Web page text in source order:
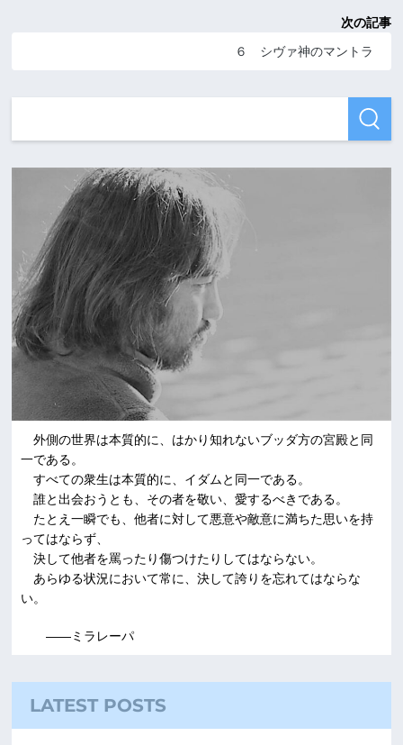
次の記事
６ シヴァ神のマントラ
外側の世界は本質的に、はかり知れないブッダ方の宮殿と同
一である。
すべての衆生は本質的に、イダムと同一である。
誰と出会おうとも、その者を敬い、愛するべきである。
たとえ一瞬でも、他者に対して悪意や敵意に満ちた思いを持
ってはならず、
決して他者を罵ったり傷つけたりしてはならない。
あらゆる状況において常に、決して誇りを忘れてはならな
い。
――ミラレーパ
LATEST POSTS